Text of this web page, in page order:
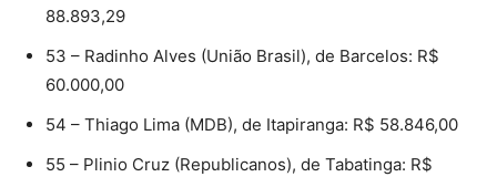
88.893,29
53 – Radinho Alves (União Brasil), de Barcelos: R$
60.000,00
54 – Thiago Lima (MDB), de Itapiranga: R$ 58.846,00
55 – Plinio Cruz (Republicanos), de Tabatinga: R$